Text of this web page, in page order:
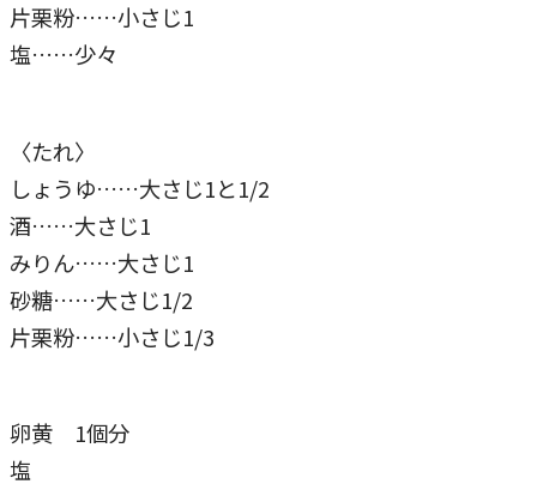
片栗粉……小さじ1
塩……少々
〈たれ〉
しょうゆ……大さじ1と1/2
酒……大さじ1
みりん……大さじ1
砂糖……大さじ1/2
片栗粉……小さじ1/3
卵黄 1個分
塩